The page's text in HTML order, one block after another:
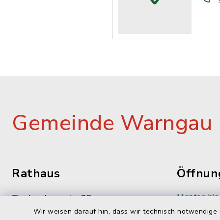
Wir weisen darauf hin, dass wir technisch
Gemeinde Warngau
Rathaus
Taubenbergstr. 33
83627 Oberwarngau
Montag
08:00-